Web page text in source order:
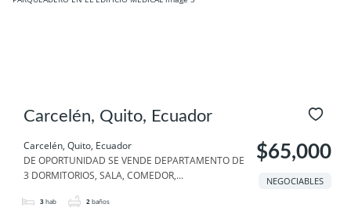
Carcelén, Quito, Ecuador
Carcelén, Quito, Ecuador
DE OPORTUNIDAD SE VENDE DEPARTAMENTO DE
3 DORMITORIOS, SALA, COMEDOR,...
3 hab 2 baños
$65,000
NEGOCIABLES